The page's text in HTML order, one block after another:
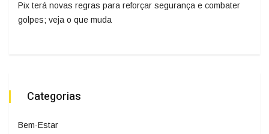
Pix terá novas regras para reforçar segurança e combater
golpes; veja o que muda
Categorias
Bem-Estar